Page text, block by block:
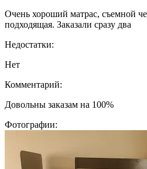
Очень хороший матрас, съемной
подходящая. Заказали сразу два
Недостатки:
Нет
Комментарий:
Довольны заказам на 100%
Фотографии: